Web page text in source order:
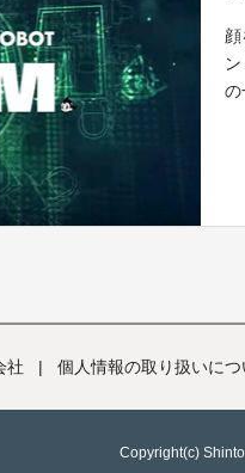
の
社 | 個人情報の取り扱いにつ
Copyright(c)